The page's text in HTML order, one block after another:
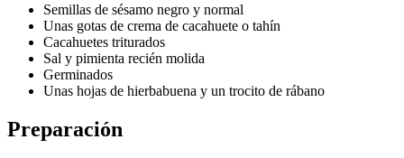
Semillas de sésamo negro y normal
Unas gotas de crema de cacahuete o tahín
Cacahuetes triturados
Sal y pimienta recién molida
Germinados
Unas hojas de hierbabuena y un trocito de rábano
Preparación